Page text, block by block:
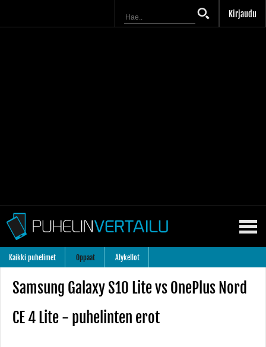
Kirjaudu
Kaikki puhelimet Oppaat Älykellot
Samsung Galaxy S10 Lite vs OnePlus Nord
CE 4 Lite - puhelinten erot